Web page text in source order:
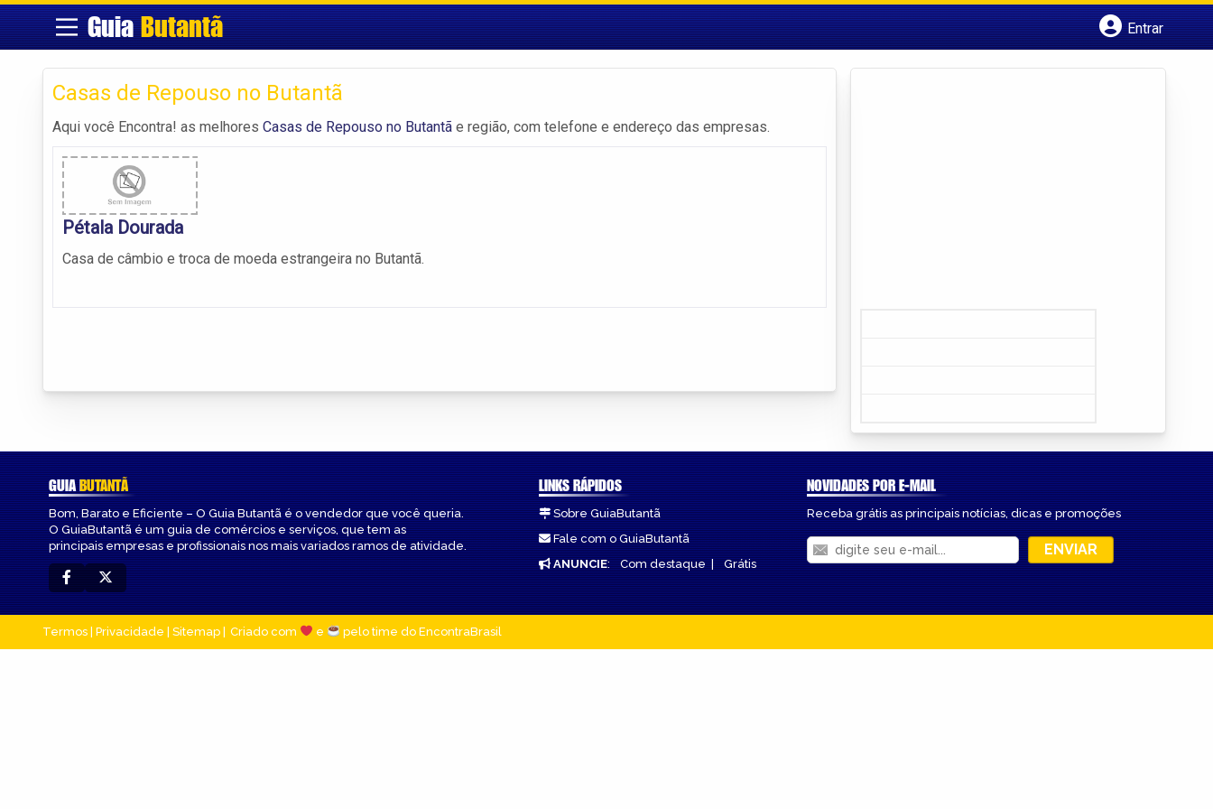
GuiaButantã
Entrar
Casas de Repouso no Butantã
Aqui você Encontra! as melhores Casas de Repouso no Butantã e região, com telefone e endereço das empresas.
Pétala Dourada
Casa de câmbio e troca de moeda estrangeira no Butantã.
GUIABUTANTÃ
Bom, Barato e Eficiente – O Guia Butantã é o vendedor que você queria.
O GuiaButantã é um guia de comércios e serviços, que tem as
principais empresas e profissionais nos mais variados ramos de atividade.
LINKS RÁPIDOS
Sobre GuiaButantã
Fale com o GuiaButantã
ANUNCIE: Com destaque| Grátis
NOVIDADES POR E-MAIL
Receba grátis as principais notícias, dicas e promoções
Termos | Privacidade | Sitemap Criado com e pelo time do EncontraBrasil